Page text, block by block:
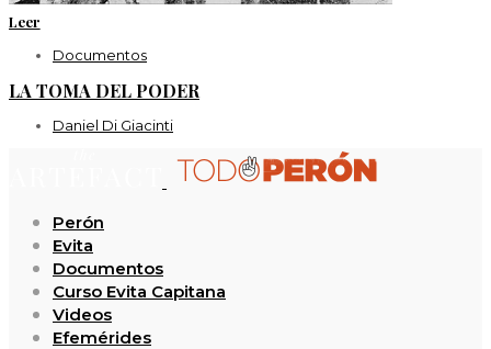
Leer
Documentos
LA TOMA DEL PODER
Daniel Di Giacinti
Perón
Evita
Documentos
Curso Evita Capitana
Videos
Efemérides